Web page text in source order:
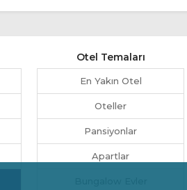
Otel Temaları
En Yakın Otel
Oteller
Pansiyonlar
Apartlar